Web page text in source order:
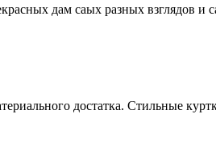
дам саых разных взглядов и
достатка. Стильные